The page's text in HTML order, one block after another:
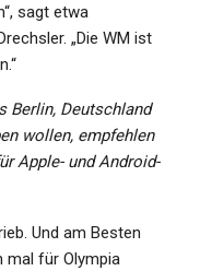
sagt etwa
„Die WM ist
Berlin, Deutschland
wollen, empfehlen
Apple- und Android-
Und am Besten
für Olympia